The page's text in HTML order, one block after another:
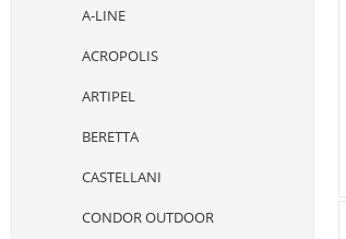
A-LINE
ACROPOLIS
ARTIPEL
BERETTA
CASTELLANI
CONDOR OUTDOOR